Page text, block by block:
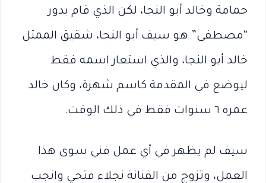
حمامة وخالد أبو النجا، لكن الذي قام بدور
“مصطفى” هو سيف أبو النجا، شقيق الممثل
خالد أبو النجا، والذي استعار اسمه فقط
ليوضع في المقدمة كاسم شهرة، وكان خالد
عمره ٦ سنوات فقط في ذلك الوقت.
سيف لم يظهر في أي عمل فني سوى هذا
العمل، وتزوج من الفنانة نجلاء فتحي وانجب